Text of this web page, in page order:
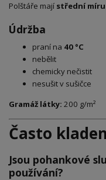
Polštáře mají střední
Údržba
praní na 40 °C
nebělit
chemicky nečistit
nesušit v sušičce
Gramáž látky: 200 g/m²
Často
Jsou pohankové
používání?